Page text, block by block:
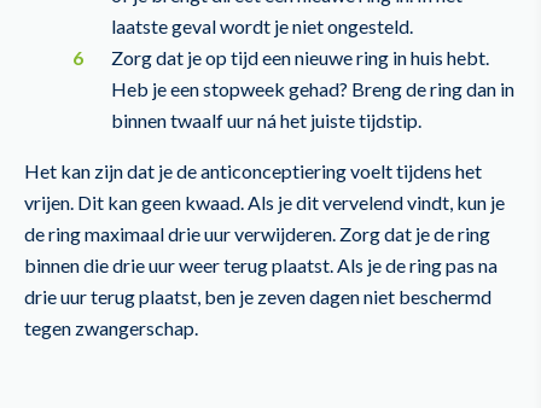
laatste geval wordt je niet ongesteld.
Zorg dat je op tijd een nieuwe ring in huis hebt.
Heb je een stopweek gehad? Breng de ring dan in
binnen twaalf uur ná het juiste tijdstip.
Het kan zijn dat je de anticonceptiering voelt tijdens het
vrijen. Dit kan geen kwaad. Als je dit vervelend vindt, kun je
de ring maximaal drie uur verwijderen. Zorg dat je de ring
binnen die drie uur weer terug plaatst. Als je de ring pas na
drie uur terug plaatst, ben je zeven dagen niet beschermd
tegen zwangerschap.